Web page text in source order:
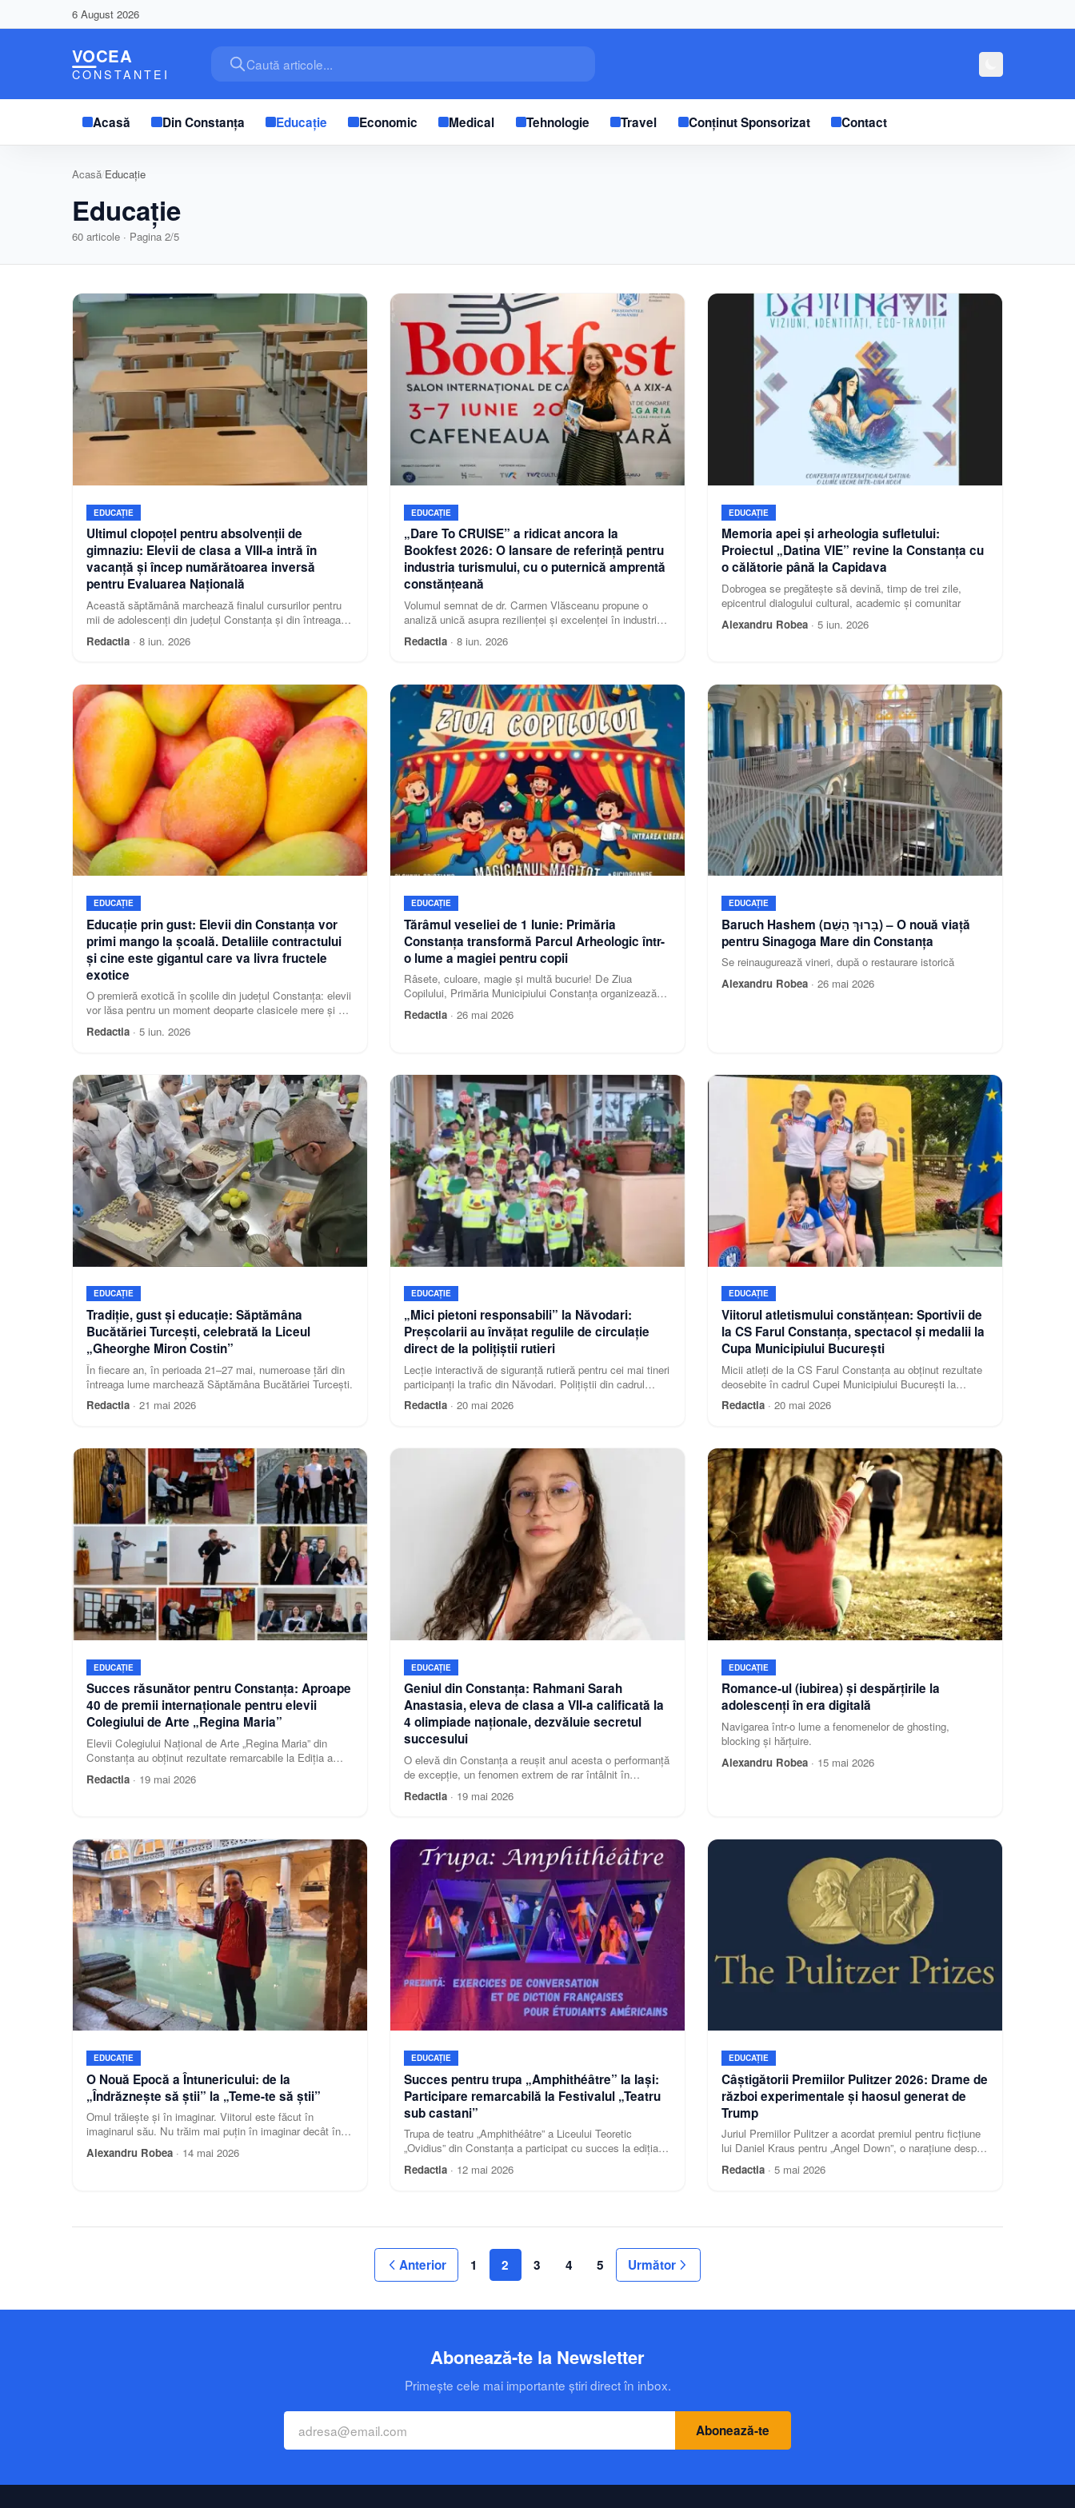
6 August 2026
Caută articole...
Acasă Din Constanța Educație Economic Medical Tehnologie Travel Conținut Sponsorizat Contact
Acasă/Educație
Educație
60articole · Pagina 2/5
EDUCAȚIE
Ultimul clopoțel pentru absolvenții de
gimnaziu: Elevii de clasa a VIII-a intră în
vacanță și încep numărătoarea inversă
pentru Evaluarea Națională
Această săptămână marchează finalul cursurilor pentru
mii de adolescenți din județul Constanța și din întreaga
țară. În timp ce restul claselor continuă școala,
absolvenții încep pregătirile de foc pentru admiterea la
Redactia ·8 iun. 2026
EDUCAȚIE
„Dare To CRUISE” a ridicat ancora la
Bookfest 2026: O lansare de referință pentru
industria turismului, cu o puternică amprentă
constănțeană
Volumul semnat de dr. Carmen Vlăsceanu propune o
analiză unică asupra rezilienței și excelenței în industria
croazierelor, fiind prezentat în cadrul unei dezbateri de
elită la care au participat lideri din turism și jurnaliști de la
Redactia ·8 iun. 2026
EDUCAȚIE
Memoria apei și arheologia sufletului:
Proiectul „Datina VIE” revine la Constanța cu
o călătorie până la Capidava
Dobrogea se pregătește să devină, timp de trei zile,
epicentrul dialogului cultural, academic și comunitar
Alexandru Robea ·5 iun. 2026
EDUCAȚIE
Educație prin gust: Elevii din Constanța vor
primi mango la școală. Detaliile contractului
și cine este gigantul care va livra fructele
exotice
O premieră exotică în școlile din județul Constanța: elevii
vor lăsa pentru un moment deoparte clasicele mere și vor
avea ocazia să deguste fructe de mango în cadrul
activităților școlare
Redactia ·5 iun. 2026
EDUCAȚIE
Tărâmul veseliei de 1 Iunie: Primăria
Constanța transformă Parcul Arheologic într-
o lume a magiei pentru copii
Râsete, culoare, magie și multă bucurie! De Ziua
Copilului, Primăria Municipiului Constanța organizează
un eveniment special dedicat celor mici și familiilor
acestora. Pe 1 Iunie, Parcul Arheologic se va transforma,
Redactia ·26 mai 2026
EDUCAȚIE
Baruch Hashem (בָּרוּךְ הַשֵּׁם) – O nouă viață
pentru Sinagoga Mare din Constanța
Se reinaugurează vineri, după o restaurare istorică
Alexandru Robea ·26 mai 2026
EDUCAȚIE
Tradiție, gust și educație: Săptămâna
Bucătăriei Turcești, celebrată la Liceul
„Gheorghe Miron Costin”
În fiecare an, în perioada 21–27 mai, numeroase țări din
întreaga lume marchează Săptămâna Bucătăriei Turcești.
Redactia ·21 mai 2026
EDUCAȚIE
„Mici pietoni responsabili” la Năvodari:
Preșcolarii au învățat regulile de circulație
direct de la polițiștii rutieri
Lecție interactivă de siguranță rutieră pentru cei mai tineri
participanți la trafic din Năvodari. Polițiștii din cadrul
Compartimentului Siguranță Rutieră al orașului au
desfășurat miercuri, 20 mai, o amplă activitate educativ-
Redactia ·20 mai 2026
EDUCAȚIE
Viitorul atletismului constănțean: Sportivii de
la CS Farul Constanța, spectacol și medalii la
Cupa Municipiului București
Micii atleți de la CS Farul Constanța au obținut rezultate
deosebite în cadrul Cupei Municipiului București la
atletism
Redactia ·20 mai 2026
EDUCAȚIE
Succes răsunător pentru Constanța: Aproape
40 de premii internaționale pentru elevii
Colegiului de Arte „Regina Maria”
Elevii Colegiului Național de Arte „Regina Maria” din
Constanța au obținut rezultate remarcabile la Ediția a
XXXII-a a Concursului Internațional de Interpretare
Muzicală „George Georgescu”, una dintre cele mai
Redactia · 19 mai 2026
EDUCAȚIE
Geniul din Constanța: Rahmani Sarah
Anastasia, eleva de clasa a VII-a calificată la
4 olimpiade naționale, dezvăluie secretul
succesului
O elevă din Constanța a reușit anul acesta o performanță
de excepție, un fenomen extrem de rar întâlnit în
sistemul de învățământ românesc
Redactia · 19 mai 2026
EDUCAȚIE
Romance-ul (iubirea) și despărțirile la
adolescenți în era digitală
Navigarea într-o lume a fenomenelor de ghosting,
blocking și hărțuire.
Alexandru Robea · 15 mai 2026
EDUCAȚIE
O Nouă Epocă a Întunericului: de la
„Îndrăznește să știi” la „Teme-te să știi”
Omul trăiește și în imaginar. Viitorul este făcut în
imaginarul său. Nu trăim mai puțin în imaginar decât în
real, din contră. Doar că trebuie să facem deosebirea
între posibilitățile infinite ale visului și exigențele
Alexandru Robea · 14 mai 2026
EDUCAȚIE
Succes pentru trupa „Amphithéâtre” la Iași:
Participare remarcabilă la Festivalul „Teatru
sub castani”
Trupa de teatru „Amphithéâtre” a Liceului Teoretic
„Ovidius” din Constanța a participat cu succes la ediția
din acest an a Festivalului de teatru școlar în limbi
străine „Teatru sub castani”, desfășurat la Iași.
Redactia · 12 mai 2026
EDUCAȚIE
Câștigătorii Premiilor Pulitzer 2026: Drame de
război experimentale și haosul generat de
Trump
Juriul Premiilor Pulitzer a acordat premiul pentru ficțiune
lui Daniel Kraus pentru „Angel Down”, o narațiune despre
Primul Război Mondial scrisă într-o singură frază lungă și
continuă. Premiile pentru jurnalism au fost dominate de
Redactia ·5 mai 2026
Anterior 1 2 3 4 5 Următor
Abonează-te la Newsletter
Primește cele mai importante știri direct în inbox.
Abonează-te